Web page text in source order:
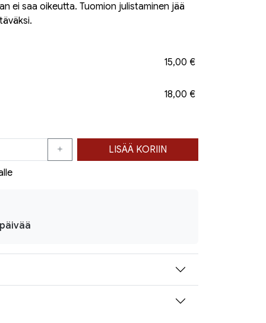
ei saa oikeutta. Tuomion julistaminen jää
15,00 €
18,00 €
LISÄÄ KORIIN